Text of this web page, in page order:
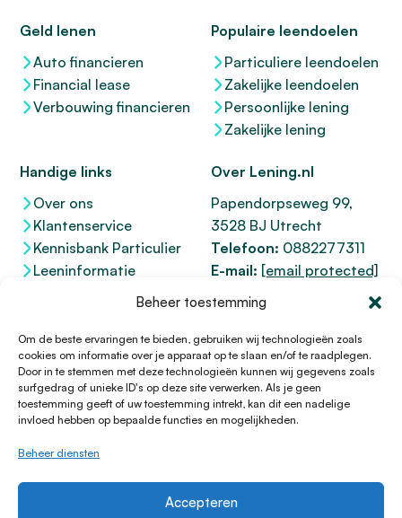
Beheer toestemming
Om de beste ervaringen te bieden, gebruiken wij technologieën zoals
cookies om informatie over je apparaat op te slaan en/of te raadplegen.
Door in te stemmen met deze technologieën kunnen wij gegevens zoals
surfgedrag of unieke ID's op deze site verwerken. Als je geen
toestemming geeft of uw toestemming intrekt, kan dit een nadelige
invloed hebben op bepaalde functies en mogelijkheden.
Beheer diensten
Accepteren
Geld lenen
Auto financieren
Financial lease
Verbouwing financieren
Populaire leendoelen
Particuliere leendoelen
Zakelijke leendoelen
Persoonlijke lening
Zakelijke lening
Handige links
Over ons
Klantenservice
Kennisbank Particulier
Leeninformatie
Over Lening.nl
Papendorpseweg 99,
3528 BJ Utrecht
Telefoon: 0882277311
E-mail: [email protected]
KvK 76100200
12047091
Kifid 300.017942
© 1996 - 2026 Lening.nl
Privacy Policy